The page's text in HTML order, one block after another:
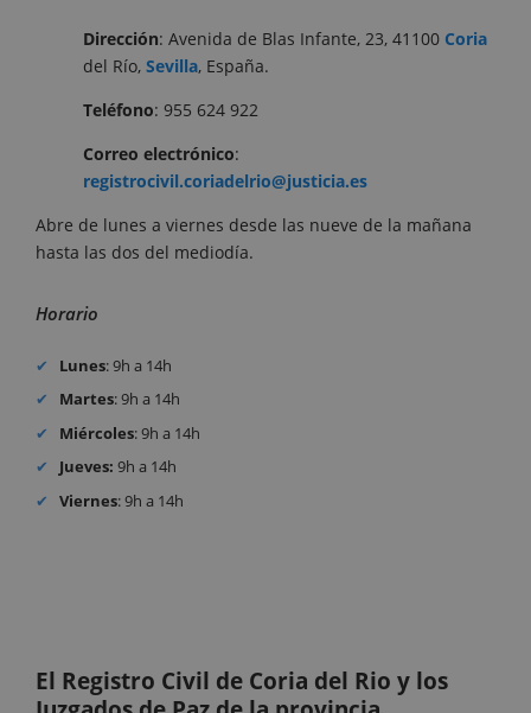
Dirección: Avenida de Blas Infante, 23, 41100 Coria
del Río, Sevilla, España.
Teléfono: 955 624 922
Correo electrónico:
registrocivil.coriadelrio@justicia.es
Abre de lunes a viernes desde las nueve de la mañana
hasta las dos del mediodía.
Horario
Lunes: 9h a 14h
Martes: 9h a 14h
Miércoles: 9h a 14h
Jueves: 9h a 14h
Viernes: 9h a 14h
El Registro Civil de Coria del Rio y los